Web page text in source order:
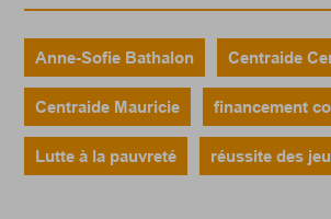
Anne-Sofie Bathalon Centraide
Centraide Mauricie financement
Lutte à la pauvreté réussite des